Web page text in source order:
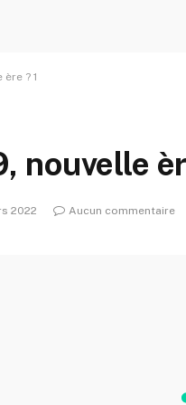
? 1
nouvelle
2022 Aucun commentaire